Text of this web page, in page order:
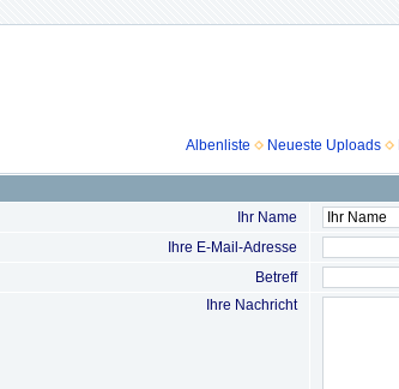
Albenliste
Neueste Uploads
Ihr Name
Ihre E-Mail-Adresse
Betreff
Ihre Nachricht